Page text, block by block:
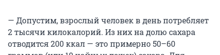
— Допустим, взрослый человек в день потребляет
2 тысячи килокалорий. Из них на долю сахара
отводится 200 ккал — это примерно 50–60